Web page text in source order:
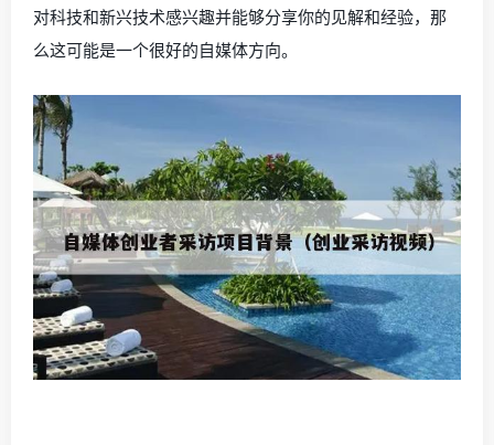
对科技和新兴技术感兴趣并能够分享你的见解和经验，那
么这可能是一个很好的自媒体方向。